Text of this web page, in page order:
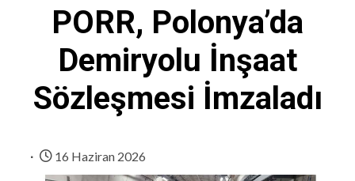
PORR, Polonya’da
Demiryolu İnşaat
Sözleşmesi İmzaladı
16 Haziran 2026